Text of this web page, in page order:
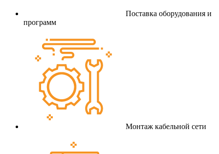
Поставка оборудования и
программ
Монтаж кабельной сети